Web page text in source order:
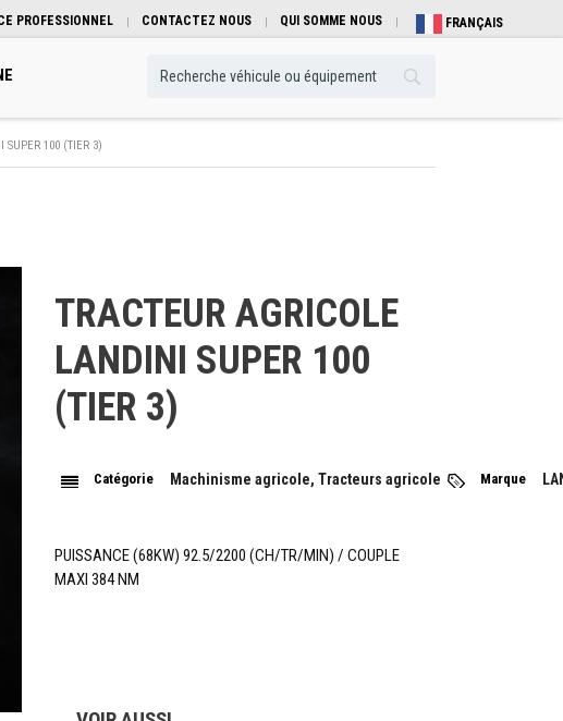
PROFESSIONNEL CONTACTEZ NOUS QUI SOMME NOUS FRANÇAIS
SUPER 100 (TIER 3)
TRACTEUR AGRICOLE
LANDINI SUPER 100
(TIER 3)
Catégorie Machinisme agricole, Tracteurs agricole Marque
PUISSANCE (68KW) 92.5/2200 (CH/TR/MIN) / COUPLE
MAXI 384 NM